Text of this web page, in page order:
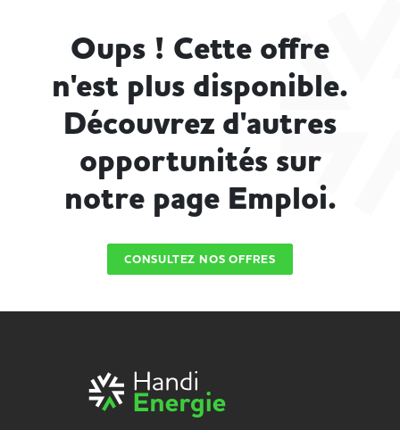
Oups ! Cette offre
n'est plus disponible.
Découvrez d'autres
opportunités sur
notre page Emploi.
CONSULTEZ NOS OFFRES